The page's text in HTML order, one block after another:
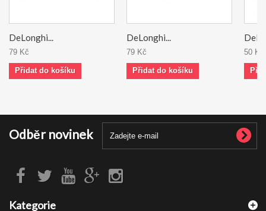
DeLonghi...
79 Kč
Přidat do košíku
DeLonghi...
79 Kč
Přidat do košíku
50 Kč
Odběr novinek
Kategorie